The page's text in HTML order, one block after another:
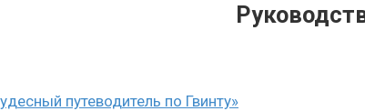
путеводитель по Гвинту»